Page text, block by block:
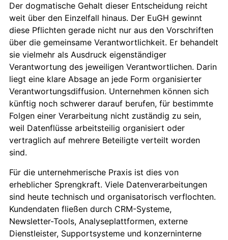
Der dogmatische Gehalt dieser Entscheidung reicht
weit über den Einzelfall hinaus. Der EuGH gewinnt
diese Pflichten gerade nicht nur aus den Vorschriften
über die gemeinsame Verantwortlichkeit. Er behandelt
sie vielmehr als Ausdruck eigenständiger
Verantwortung des jeweiligen Verantwortlichen. Darin
liegt eine klare Absage an jede Form organisierter
Verantwortungsdiffusion. Unternehmen können sich
künftig noch schwerer darauf berufen, für bestimmte
Folgen einer Verarbeitung nicht zuständig zu sein,
weil Datenflüsse arbeitsteilig organisiert oder
vertraglich auf mehrere Beteiligte verteilt worden
sind.
Für die unternehmerische Praxis ist dies von
erheblicher Sprengkraft. Viele Datenverarbeitungen
sind heute technisch und organisatorisch verflochten.
Kundendaten fließen durch CRM-Systeme,
Newsletter-Tools, Analyseplattformen, externe
Dienstleister, Supportsysteme und konzerninterne